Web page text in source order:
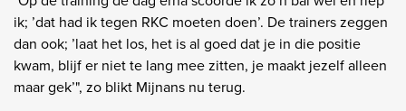
ik; ’dat had ik tegen RKC moeten doen’. De trainers zeggen
dan ook; ’laat het los, het is al goed dat je in die positie
kwam, blijf er niet te lang mee zitten, je maakt jezelf alleen
maar gek’", zo blikt Mijnans nu terug.